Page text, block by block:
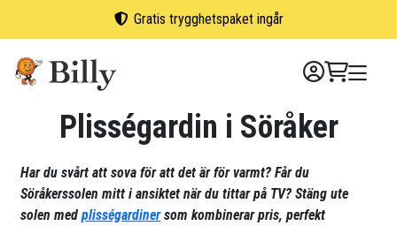
Gratis trygghetspaket ingår
Plisségardin i Söråker
Har du svårt att sova för att det är för varmt? Får du
Söråkerssolen mitt i ansiktet när du tittar på TV? Stäng ute
solen medplisségardinersom kombinerar pris, perfekt